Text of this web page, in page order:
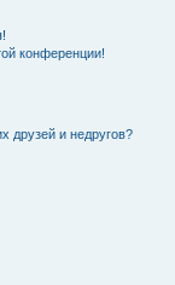
конференции!
друзей и недругов?